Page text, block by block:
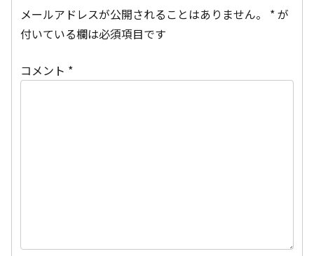
メールアドレスが公開されることはありません。 *が
付いている欄は必須項目です
コメント *